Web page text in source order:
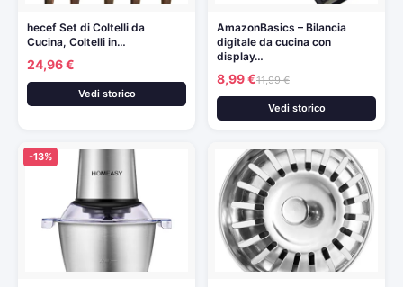
hecef Set di Coltelli da
Cucina, Coltelli in…
24,96 €
Vedi storico
AmazonBasics – Bilancia
digitale da cucina con
display…
8,99 €11,99 €
Vedi storico
-13%